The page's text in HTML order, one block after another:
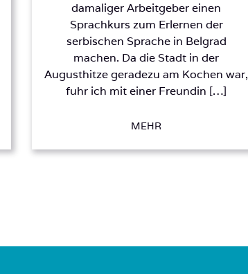
damaliger Arbeitgeber einen
Sprachkurs zum Erlernen der
serbischen Sprache in Belgrad
machen. Da die Stadt in der
Augusthitze geradezu am Kochen war,
fuhr ich mit einer Freundin […]
MEHR